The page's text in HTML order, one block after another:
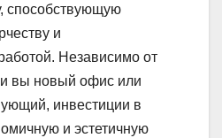
способствующую
и
Независимо от
вы новый офис или
инвестиции в
и эстетичную